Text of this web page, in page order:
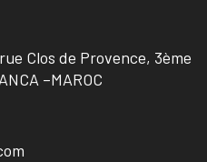
Clos de Provence, 3ème
–MAROC